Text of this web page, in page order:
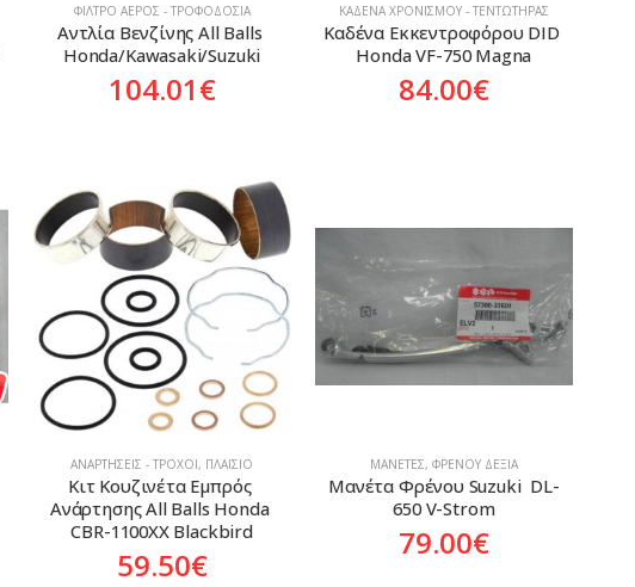
ΦΊΛΤΡΟ ΑΈΡΟΣ - ΤΡΟΦΟΔΟΣΊΑ
Αντλία Βενζίνης All Balls
Honda/Kawasaki/Suzuki
104.01€
ΚΑΔΈΝΑ ΧΡΟΝΙΣΜΟΎ - ΤΕΝΤΩΤΉΡΑΣ
Καδένα Εκκεντροφόρου DID
Honda VF-750 Magna
84.00€
ΑΝΑΡΤΉΣΕΙΣ - ΤΡΟΧΟΊ, ΠΛΑΊΣΙΟ
Κιτ Κουζινέτα Εμπρός
Ανάρτησης All Balls Honda
CBR-1100XX Blackbird
59.50€
ΜΑΝΈΤΕΣ, ΦΡΈΝΟΥ ΔΕΞΙΆ
Μανέτα Φρένου Suzuki  DL-
650 V-Strom
79.00€